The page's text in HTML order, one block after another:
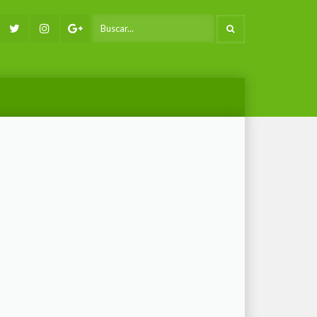
FacebookTwitterInstagramGoogle+